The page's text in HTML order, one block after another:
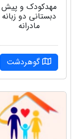
مهدکودک و پیش
دبستانی دو زبانه
مادرانه
گوهردشت